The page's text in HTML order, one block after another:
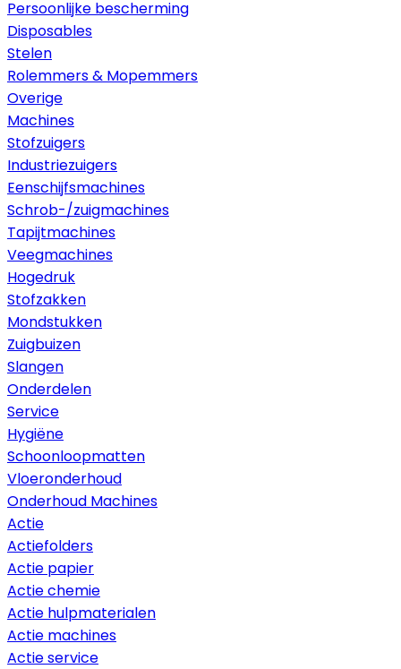
Persoonlijke bescherming
Disposables
Stelen
Rolemmers & Mopemmers
Overige
Machines
Stofzuigers
Industriezuigers
Eenschijfsmachines
Schrob-/zuigmachines
Tapijtmachines
Veegmachines
Hogedruk
Stofzakken
Mondstukken
Zuigbuizen
Slangen
Onderdelen
Service
Hygiëne
Schoonloopmatten
Vloeronderhoud
Onderhoud Machines
Actie
Actiefolders
Actie papier
Actie chemie
Actie hulpmaterialen
Actie machines
Actie service